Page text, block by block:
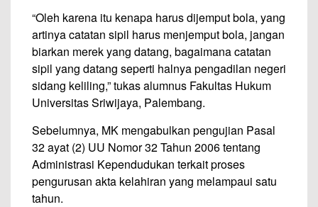
“Oleh karena itu kenapa harus dijemput bola, yang
artinya catatan sipil harus menjemput bola, jangan
biarkan merek yang datang, bagaimana catatan
sipil yang datang seperti halnya pengadilan negeri
sidang keliling,” tukas alumnus Fakultas Hukum
Universitas Sriwijaya, Palembang.
Sebelumnya, MK mengabulkan pengujian Pasal
32 ayat (2) UU Nomor 32 Tahun 2006 tentang
Administrasi Kependudukan terkait proses
pengurusan akta kelahiran yang melampaui satu
tahun.